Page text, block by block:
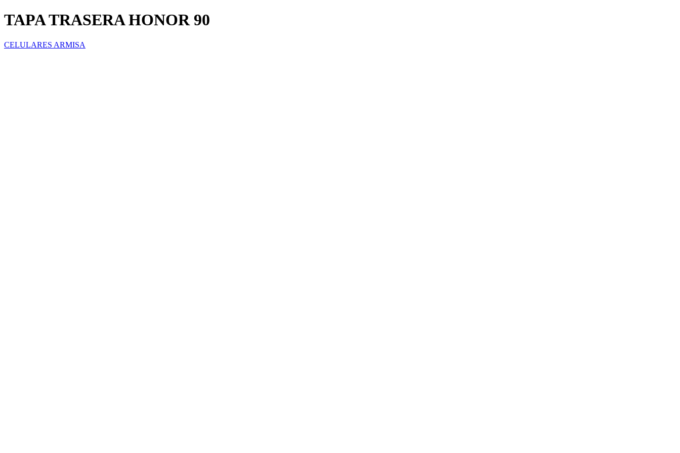
TAPA TRASERA HONOR 90
CELULARES ARMISA